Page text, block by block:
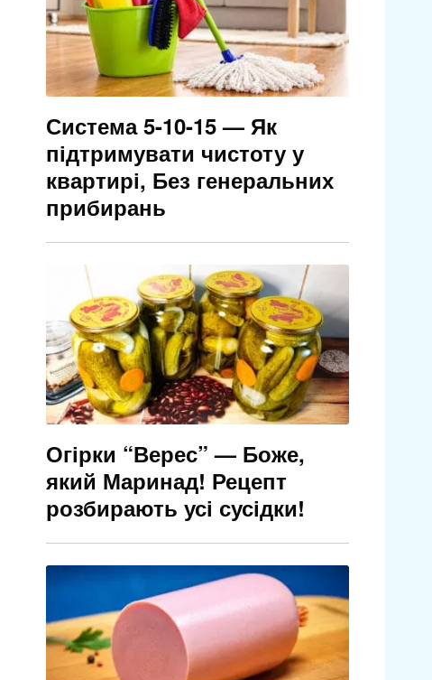
Система 5-10-15 — Як
підтримувати чистоту у
квартирі, Без генеральних
прибирань
Огірки “Верес” — Боже,
який Маринад! Рецепт
розбирають усі сусідки!